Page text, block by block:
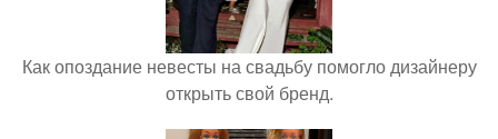
Как опоздание невесты на свадьбу помогло дизайнеру
открыть свой бренд.